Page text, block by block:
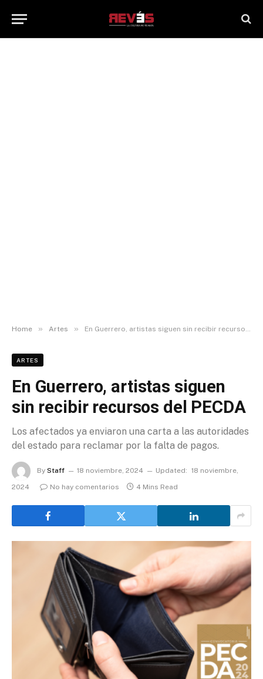
Home » Artes » En Guerrero, artistas siguen sin recibir recursos del PECDA
ARTES
En Guerrero, artistas siguen
sin recibir recursos del PECDA
Los afectados ya enviaron una carta a las autoridades
del estado para reclamar por la falta de pagos.
By Staff 18 noviembre, 2024 Updated: 18 noviembre,
2024
No hay comentarios 4 Mins Read